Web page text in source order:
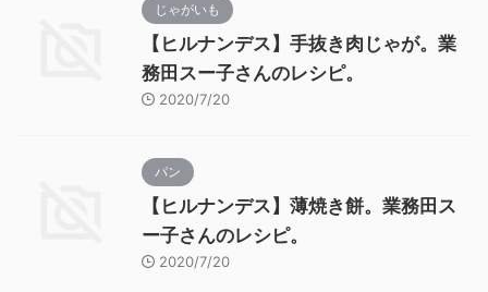
じゃがいも
【ヒルナンデス】手抜き肉じゃが。業
務田スー子さんのレシピ。
2020/7/20
パン
【ヒルナンデス】薄焼き餅。業務田ス
ー子さんのレシピ。
2020/7/20